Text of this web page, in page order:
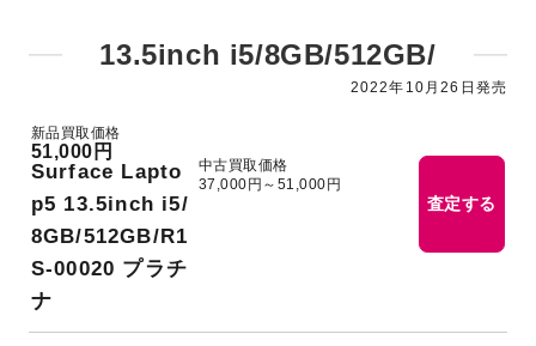
13.5inch i5/8GB/512GB/
2022年10月26日発売
Surface Lapto
p5 13.5inch i5/
8GB/512GB/R1
S-00020 プラチ
ナ
新品買取価格
51,000円
中古買取価格
37,000円～51,000円
査定する